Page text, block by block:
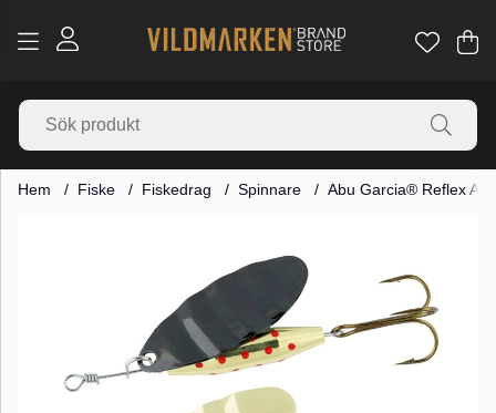
.
Hem Fiske Fiskedrag Spinnare Abu Garcia® Reflex